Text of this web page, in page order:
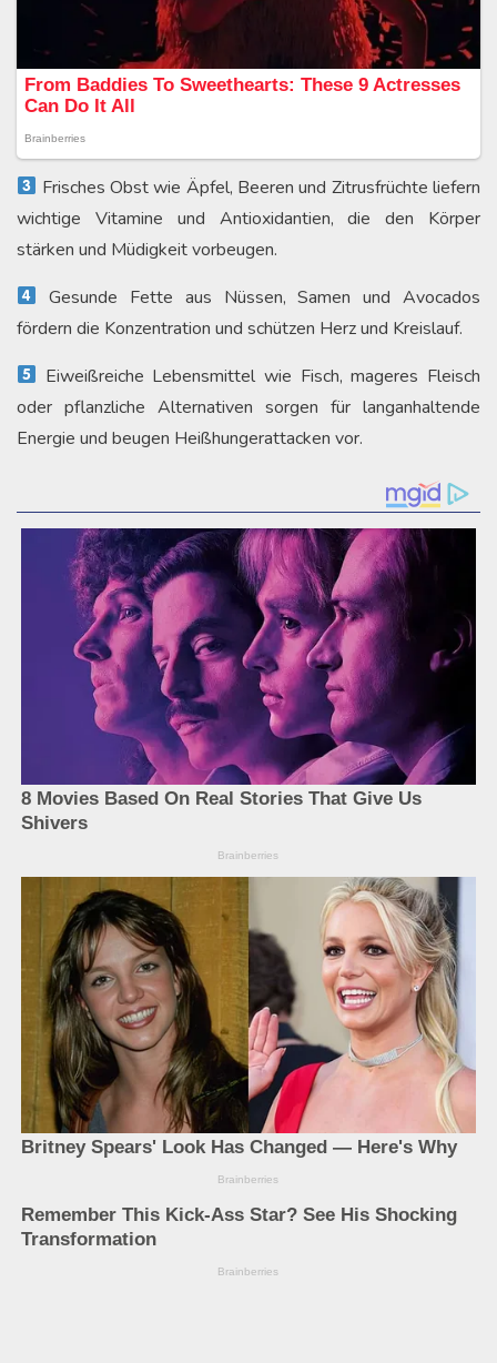
Frisches Obst wie Äpfel, Beeren und Zitrusfrüchte liefern
wichtige Vitamine und Antioxidantien, die den Körper
stärken und Müdigkeit vorbeugen.
Gesunde Fette aus Nüssen, Samen und Avocados
fördern die Konzentration und schützen Herz und Kreislauf.
Eiweißreiche Lebensmittel wie Fisch, mageres Fleisch
oder pflanzliche Alternativen sorgen für langanhaltende
Energie und beugen Heißhungerattacken vor.